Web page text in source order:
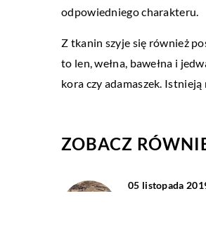
odpowiedniego charakteru.
Z tkanin szyje się również
to len, wełna, bawełna i
kora czy adamaszek.
ZOBACZ
05 listopada